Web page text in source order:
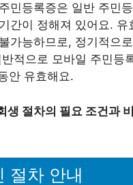
민등록증은 일반 주민
간이 정해져 있어요. 유
가능하므로, 정기적으
적으로 모바일 주민등
안 유효해요.
생 절차의 필요 조건과
절차 안내